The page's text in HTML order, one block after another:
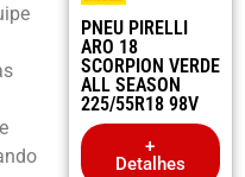
PNEU PIRELLI
ARO 18
SCORPION VERDE
ALL SEASON
225/55R18 98V
+
Detalhes